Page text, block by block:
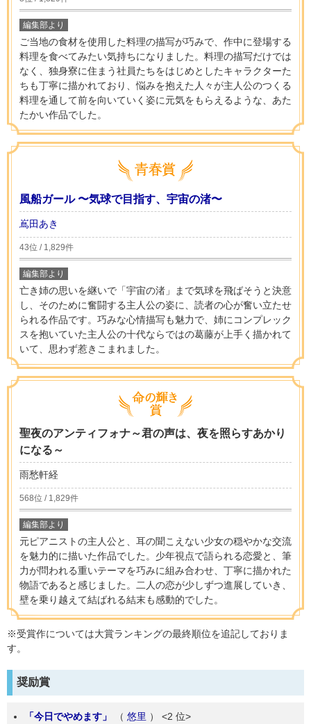
編集部より
ご当地の食材を使用した料理の描写が巧みで、作中に登場する
料理を食べてみたい気持ちになりました。料理の描写だけでは
なく、独身寮に住まう社員たちをはじめとしたキャラクターた
ちも丁寧に描かれており、悩みを抱えた人々が主人公のつくる
料理を通して前を向いていく姿に元気をもらえるような、あた
たかい作品でした。
風船ガール 〜気球で目指す、宇宙の渚〜
嶌田あき
43位 / 1,829件
編集部より
亡き姉の思いを継いで「宇宙の渚」まで気球を飛ばそうと決意
し、そのために奮闘する主人公の姿に、読者の心が奮い立たせ
られる作品です。巧みな心情描写も魅力で、姉にコンプレック
スを抱いていた主人公の十代ならではの葛藤が上手く描かれて
いて、思わず惹きこまれました。
聖夜のアンティフォナ～君の声は、夜を照らすあかり
になる～
雨愁軒経
568位 / 1,829件
編集部より
元ピアニストの主人公と、耳の聞こえない少女の穏やかな交流
を魅力的に描いた作品でした。少年視点で語られる恋愛と、筆
力が問われる重いテーマを巧みに組み合わせ、丁寧に描かれた
物語であると感じました。二人の恋が少しずつ進展していき、
壁を乗り越えて結ばれる結末も感動的でした。
※受賞作については大賞ランキングの最終順位を追記しておりま
す。
奨励賞
「今日でやめます」 （ 悠里 ） <2 位>